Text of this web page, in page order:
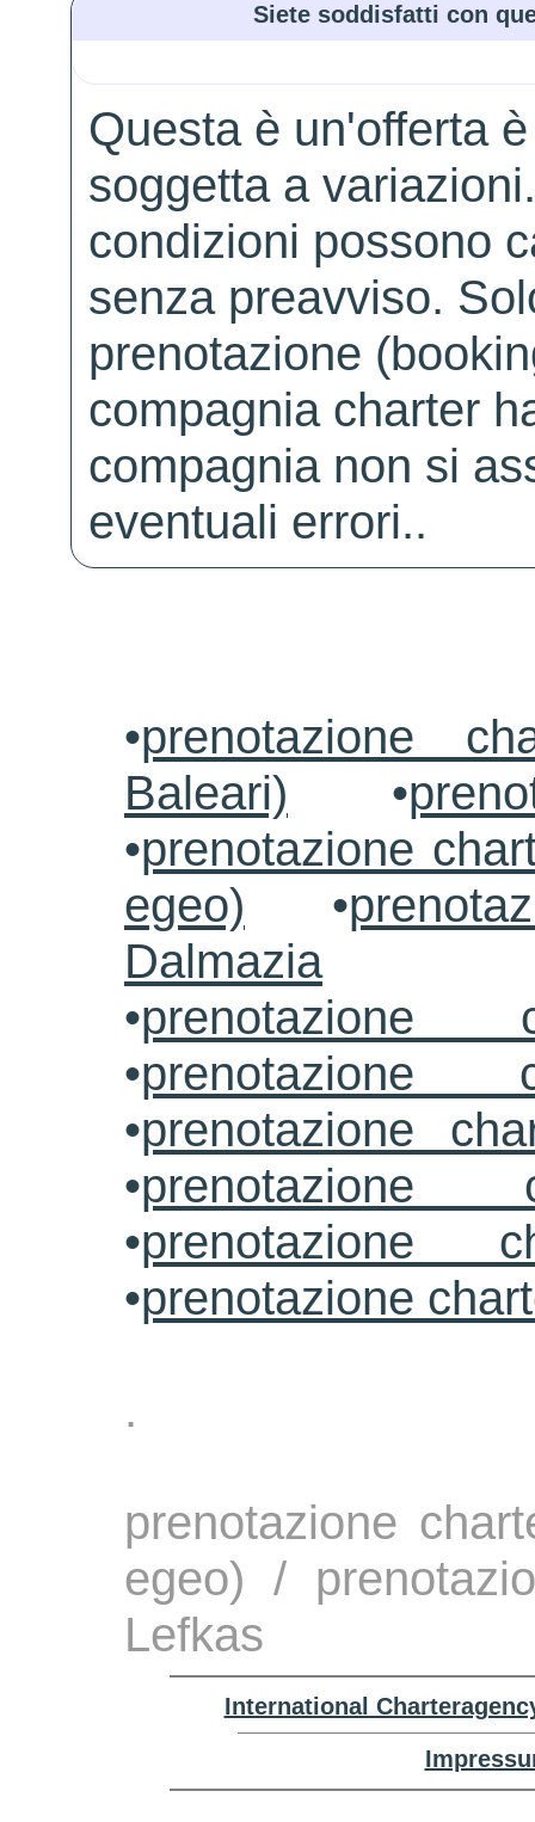
Siete soddisfatti con
Questa è un'offerta
soggetta a
condizioni possono
senza preavviso.
prenotazione
compagnia charter
compagnia non si
eventuali errori..
•prenotazione
Baleari) •
•prenotazione
egeo) •
Dalmazia
•prenotazione
•prenotazione
•prenotazione
•prenotazione
•prenotazione
•prenotazione
.
prenotazione
egeo) /
Lefkas
International